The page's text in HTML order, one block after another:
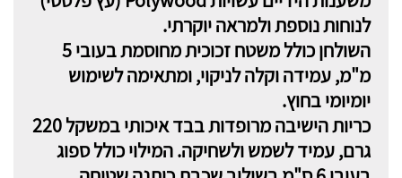
לנוחות נוספת ולמראה יוקרתי.
השולחן כולל משטח זכוכית מחוסמת בעובי 5
מ"מ, עמידה וקלה לניקוי, ומתאימה לשימוש
יומיומי בחוץ.
כריות הישיבה מרופדות בבד איכותי במשקל 220
גרם, עמיד לשמש ולשחיקה. המילוי כולל ספוג